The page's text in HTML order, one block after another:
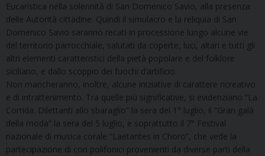
Eucaristica nella solennità di San Domenico Savio, alla presenza
delle Autorità cittadine. Quindi il simulacro e la reliquia di San
Domenico Savio saranno recati in processione lungo alcune vie
del territorio parrocchiale, salutati da coperte, luci, altari e tutti gli
altri elementi caratteristici della pietà popolare e del folklore
siciliano, e dallo scoppio dei fuochi d’artificio.
Non mancheranno, inoltre, alcune iniziative di carattere ricreativo
e di intrattenimento. Tra quelle più significative, si evidenziano “La
Corrida. Dilettanti allo sbaraglio” la sera del 1° luglio, il “Gran galà
della moda” la sera del 5 luglio, e soprattutto il 7° Festival
nazionale di musica corale “Laetantes in Choro”, che vede la
partecipazione di cori polifonici provenienti da diverse parti della